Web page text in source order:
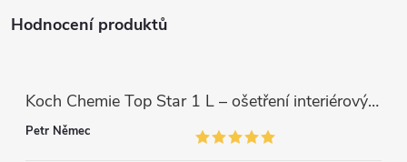
Hodnocení produktů
Koch Chemie Top Star 1 L – ošetření interiérových plastů, ochrana a matný vzhled
Petr Němec